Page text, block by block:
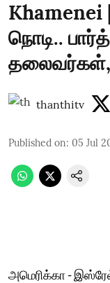
Khamenei
நொடி..
thanthitv
Published on: 05 Jul
அமெரிக்கா -